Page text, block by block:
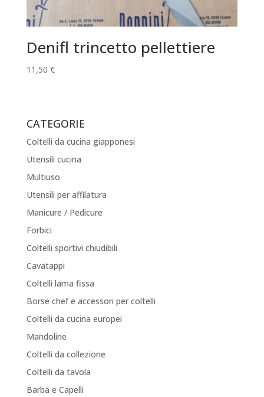
Denifl trincetto pellettiere
11,50 €
CATEGORIE
Coltelli da cucina giapponesi
Utensili cucina
Multiuso
Utensili per affilatura
Manicure / Pedicure
Forbici
Coltelli sportivi chiudibili
Cavatappi
Coltelli lama fissa
Borse chef e accessori per coltelli
Coltelli da cucina europei
Mandoline
Coltelli da collezione
Coltelli da tavola
Barba e Capelli